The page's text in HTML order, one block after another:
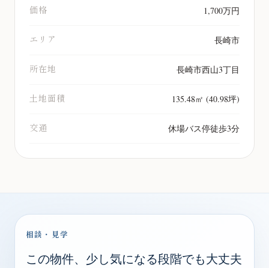
価格 1,700万円
エリア 長崎市
所在地 長崎市西山3丁目
土地面積 135.48㎡ (40.98坪)
交通 休場バス停徒歩3分
相談・見学
この物件、少し気になる段階でも大丈夫